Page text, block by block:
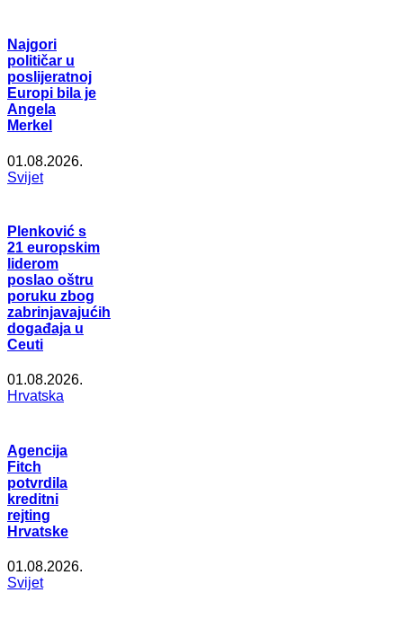
Najgori
političar u
poslijeratnoj
Europi bila je
Angela
Merkel
01.08.2026.
Svijet
Plenković s
21 europskim
liderom
poslao oštru
poruku zbog
zabrinjavajućih
događaja u
Ceuti
01.08.2026.
Hrvatska
Agencija
Fitch
potvrdila
kreditni
rejting
Hrvatske
01.08.2026.
Svijet